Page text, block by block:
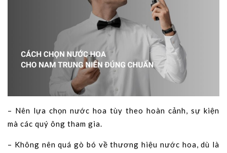
– Nên lựa chọn nước hoa tùy theo hoàn cảnh, sự kiện
mà các quý ông tham gia.
– Không nên quá gò bó về thương hiệu nước hoa, dù là